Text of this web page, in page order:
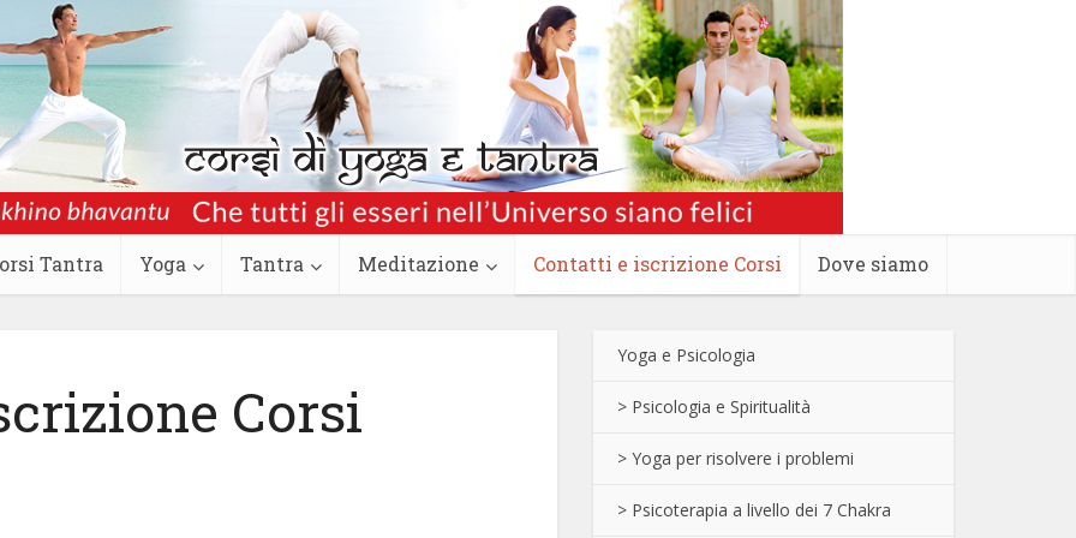
Tantra Yoga Tantra Meditazione Contatti e iscrizione Corsi Dove siamo
Corsi
Yoga e Psicologia
> Psicologia e Spiritualità
> Yoga per risolvere i problemi
> Psicoterapia a livello dei 7 Chakra